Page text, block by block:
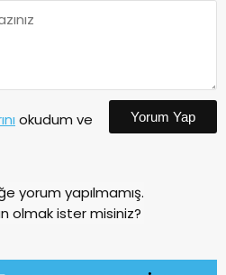
okudum ve
Yorum Yap
yorum yapılmamış.
olmak ister misiniz?